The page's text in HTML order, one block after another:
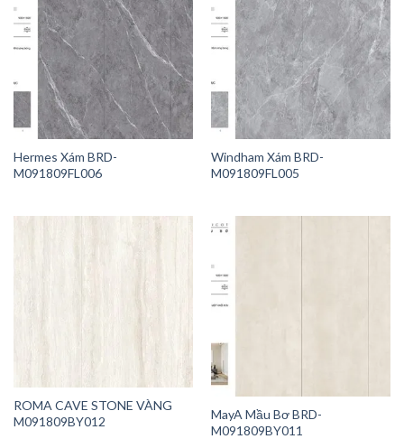
Hermes Xám BRD-
M091809FL006
Windham Xám BRD-
M091809FL005
ROMA CAVE STONE VÀNG
M091809BY012
MayA Mầu Bơ BRD-
M091809BY011